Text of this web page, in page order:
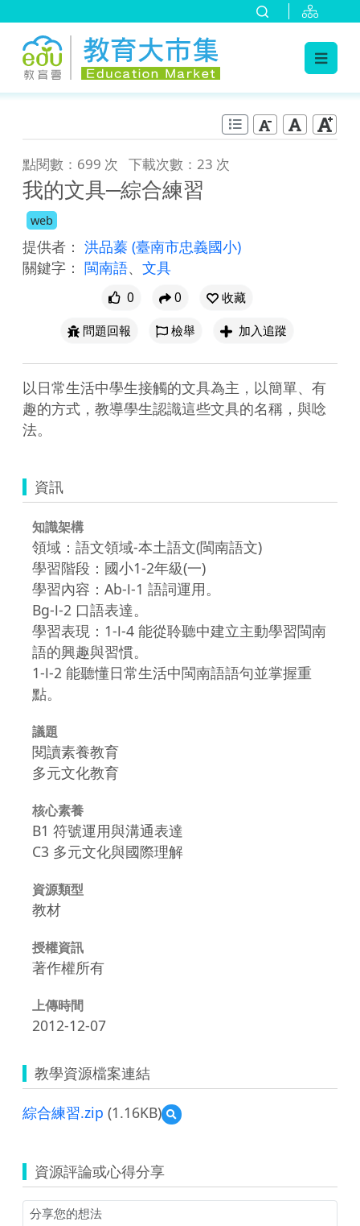
點閱數：699 次 下載次數：23 次
我的文具─綜合練習
web
提供者： 洪品蓁 (臺南市忠義國小)
關鍵字： 閩南語、 文具
0 0
收藏
問題回報
檢舉 加入追蹤
以日常生活中學生接觸的文具為主，以簡單、有
趣的方式，教導學生認識這些文具的名稱，與唸
法。
資訊
知識架構
領域：語文領域-本土語文(閩南語文)
學習階段：國小1-2年級(一)
學習內容：Ab-Ⅰ-1 語詞運用。
Bg-Ⅰ-2 口語表達。
學習表現：1-Ⅰ-4 能從聆聽中建立主動學習閩南
語的興趣與習慣。
1-Ⅰ-2 能聽懂日常生活中閩南語語句並掌握重
點。
議題
閱讀素養教育
多元文化教育
核心素養
B1 符號運用與溝通表達
C3 多元文化與國際理解
資源類型
教材
授權資訊
著作權所有
上傳時間
2012-12-07
教學資源檔案連結
綜合練習.zip (1.16KB)
預
覽
習.zip
資源評論或心得分享